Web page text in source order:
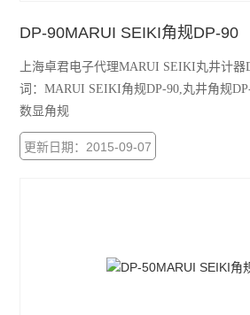
DP-90MARUI SEIKI角规DP-90
上海卓君电子代理MARUI SEIKI丸井计
词：MARUI SEIKI角规DP-90,丸井角规
数显角规
更新日期：2015-09-07